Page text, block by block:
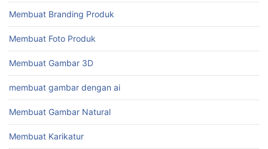
Membuat Branding Produk
Membuat Foto Produk
Membuat Gambar 3D
membuat gambar dengan ai
Membuat Gambar Natural
Membuat Karikatur